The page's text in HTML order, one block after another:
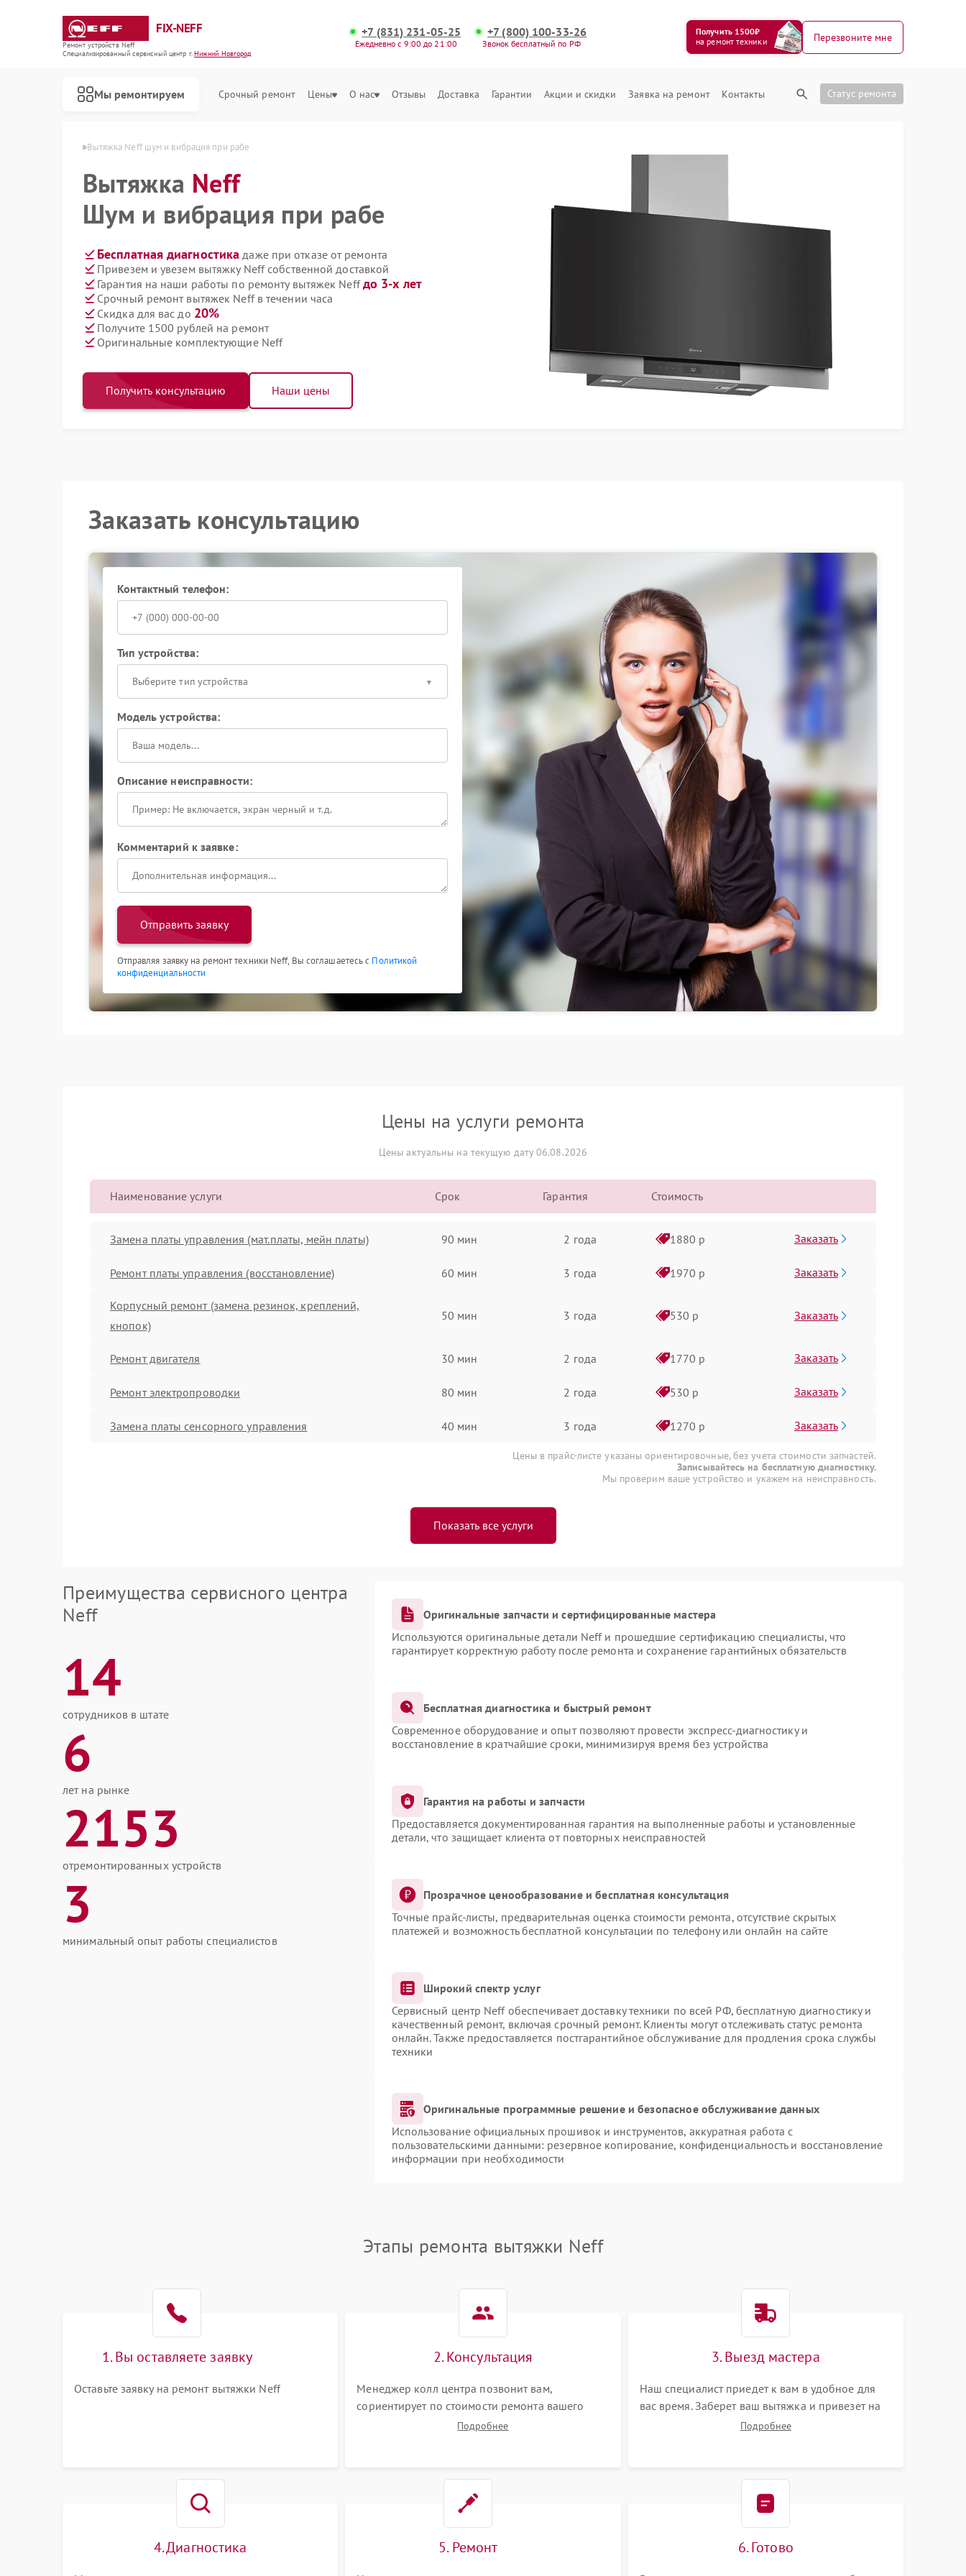
FIX-NEFF
Ремонт устройств Neff
Специализированный cервисный центр г.Нижний Новгород
+7 (831) 231-05-25
Ежедневно с 9:00 до 21:00
+7 (800) 100-33-26
Звонок бесплатный по РФ
Получить 1500₽
на ремонт техники
Перезвоните мне
Мы ремонтируем Срочный ремонт Цены О нас Отзывы Доставка Гарантии Акции и скидки Заявка на ремонт Контакты Статус ремонта
Вытяжка Neff шум и вибрация при рабе
Вытяжка Neff
Шум и вибрация при рабе
Бесплатная диагностика даже при отказе от ремонта
Привезем и увезем вытяжку Neff собственной доставкой
Гарантия на наши работы по ремонту вытяжек Neffдо 3-х лет
Срочный ремонт вытяжек Neff в течении часа
Скидка для вас до 20%
Получите 1500 рублей на ремонт
Оригинальные комплектующие Neff
Получить консультацию Наши цены
Заказать консультацию
Контактный телефон:
Тип устройства:
Выберите тип устройства
Модель устройства:
Описание неисправности:
Комментарий к заявке:
Отправить заявку
Отправляя заявку на ремонт техники Neff, Вы соглашаетесь с Политикой
конфиденциальности
Цены на услуги ремонта
Цены актуальны на текущую дату 06.08.2026
Наименование услуги Срок Гарантия Стоимость
Замена платы управления (мат.платы, мейн платы) 90 мин 2 года 1880 р Заказать
Ремонт платы управления (восстановление) 60 мин 3 года 1970 р Заказать
Корпусный ремонт (замена резинок, креплений,
кнопок)
50 мин 3 года 530 р Заказать
Ремонт двигателя 30 мин 2 года 1770 р Заказать
Ремонт электропроводки 80 мин 2 года 530 р Заказать
Замена платы сенсорного управления 40 мин 3 года 1270 р Заказать
Цены в прайс-листе указаны ориентировочные, без учета стоимости запчастей.
Записывайтесь на бесплатную диагностику.
Мы проверим ваше устройство и укажем на неисправность.
Показать все услуги
Преимущества сервисного центра
Neff
14
сотрудников в штате
6
лет на рынке
2153
отремонтированных устройств
3
минимальный опыт работы специалистов
Оригинальные запчасти и сертифицированные мастера
Используются оригинальные детали Neff и прошедшие сертификацию специалисты, что
гарантирует корректную работу после ремонта и сохранение гарантийных обязательств
Бесплатная диагностика и быстрый ремонт
Современное оборудование и опыт позволяют провести экспресс-диагностику и
восстановление в кратчайшие сроки, минимизируя время без устройства
Гарантия на работы и запчасти
Предоставляется документированная гарантия на выполненные работы и установленные
детали, что защищает клиента от повторных неисправностей
Прозрачное ценообразование и бесплатная консультация
Точные прайс-листы, предварительная оценка стоимости ремонта, отсутствие скрытых
платежей и возможность бесплатной консультации по телефону или онлайн на сайте
Широкий спектр услуг
Сервисный центр Neff обеспечивает доставку техники по всей РФ, бесплатную диагностику и
качественный ремонт, включая срочный ремонт. Клиенты могут отслеживать статус ремонта
онлайн. Также предоставляется постгарантийное обслуживание для продления срока службы
техники
Оригинальные программные решение и безопасное обслуживание данных
Использование официальных прошивок и инструментов, аккуратная работа с
пользовательскими данными: резервное копирование, конфиденциальность и восстановление
информации при необходимости
Этапы ремонта вытяжки Neff
1. Вы оставляете заявку
Оставьте заявку на ремонт вытяжки Neff
2. Консультация
Менеджер колл центра позвонит вам,
сориентирует по стоимости ремонта вашего
вытяжки а также ответит на все ваши вопросы.
Подробнее
3. Выезд мастера
Наш специалист приедет к вам в удобное для
вас время. Заберет ваш вытяжка и привезет на
склад для диагностики.Подробнее
4. Диагностика 5. Ремонт 6. Готово